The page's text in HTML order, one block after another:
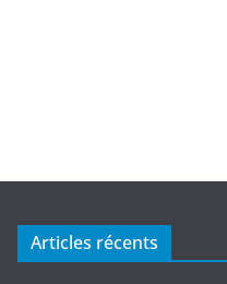
Articles récents